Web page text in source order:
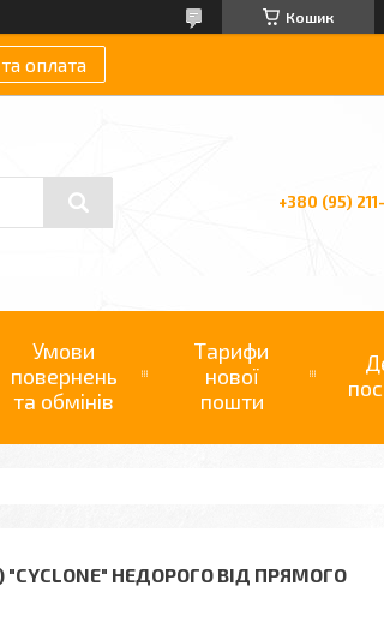
Кошик
оплата
+380 (95)
Умови
повернень
та обмінів
Тарифи
нової
пошти
НЕДОРОГО ВІД ПРЯМОГО